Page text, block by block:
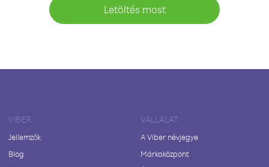
Letöltés most
VIBER
Jellemzők
Blog
VÁLLALAT
A Viber névjegye
Márkaközpont